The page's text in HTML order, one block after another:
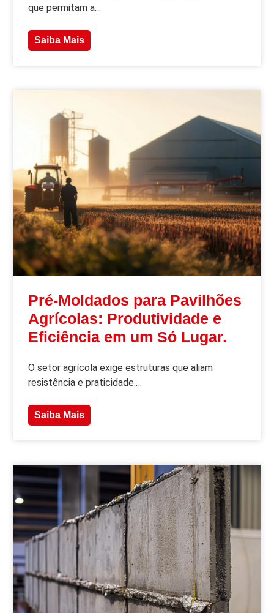
que permitam a…
Saiba Mais
Pré-Moldados para Pavilhões
Agrícolas: Produtividade e
Eficiência em um Só Lugar.
O setor agrícola exige estruturas que aliam
resistência e praticidade.…
Saiba Mais